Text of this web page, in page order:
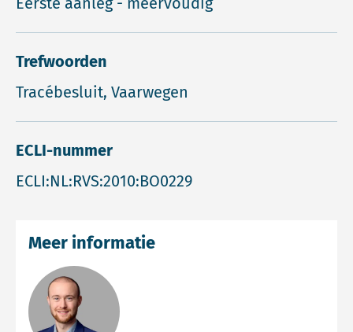
Trefwoorden
Tracébesluit, Vaarwegen
ECLI-nummer
ECLI:NL:RVS:2010:BO0229
Meer informatie